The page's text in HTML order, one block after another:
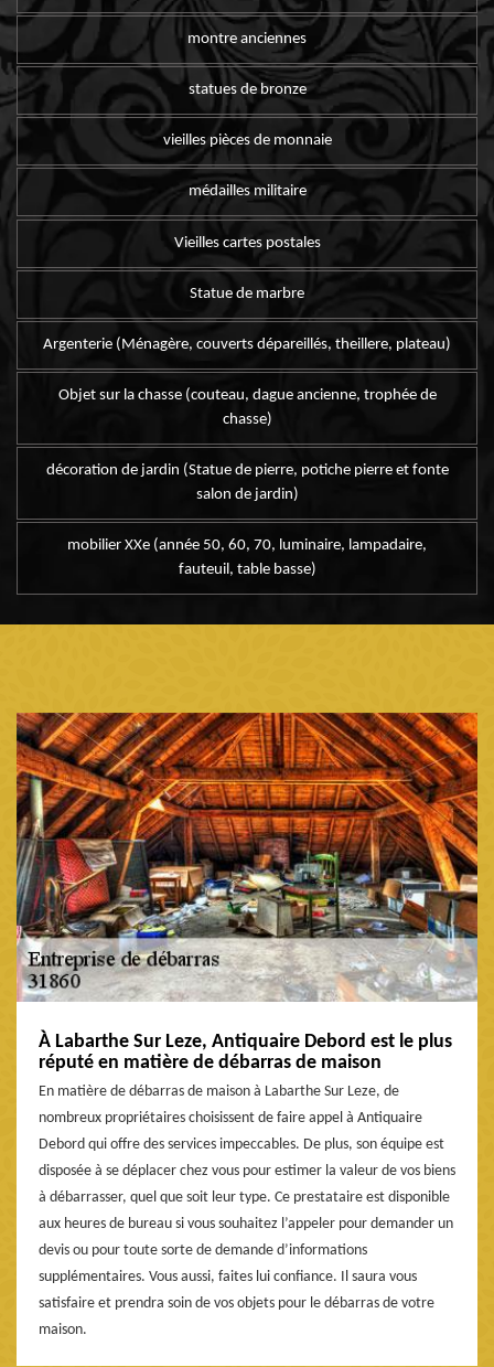
montre anciennes
statues de bronze
vieilles pièces de monnaie
médailles militaire
Vieilles cartes postales
Statue de marbre
Argenterie (Ménagère, couverts dépareillés, theillere, plateau)
Objet sur la chasse (couteau, dague ancienne, trophée de
chasse)
décoration de jardin (Statue de pierre, potiche pierre et fonte
salon de jardin)
mobilier XXe (année 50, 60, 70, luminaire, lampadaire,
fauteuil, table basse)
À Labarthe Sur Leze, Antiquaire Debord est le plus
réputé en matière de débarras de maison
En matière de débarras de maison à Labarthe Sur Leze, de
nombreux propriétaires choisissent de faire appel à Antiquaire
Debord qui offre des services impeccables. De plus, son équipe est
disposée à se déplacer chez vous pour estimer la valeur de vos biens
à débarrasser, quel que soit leur type. Ce prestataire est disponible
aux heures de bureau si vous souhaitez l’appeler pour demander un
devis ou pour toute sorte de demande d’informations
supplémentaires. Vous aussi, faites lui confiance. Il saura vous
satisfaire et prendra soin de vos objets pour le débarras de votre
maison.